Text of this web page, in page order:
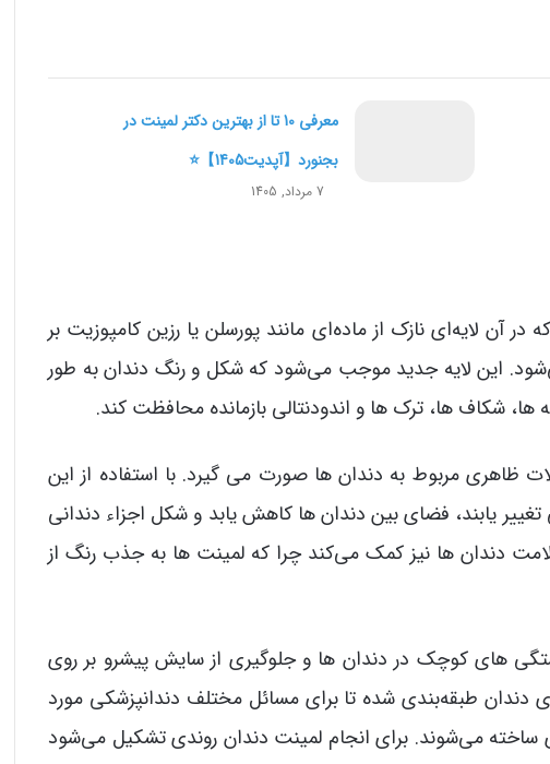
معرفی 10 تا از بهترین دکتر لمینت در
بجنورد【آپدیت1405】⭐️
7 مرداد, 1405
آن لایه‌ای نازک از ماده‌ای مانند پورسلن یا رزین کامپوزیت بر
این لایه جدید موجب می‌شود که شکل و رنگ دندان به طور
شکاف ها، ترک ها و اندودنتالی بازمانده محافظت کند.
ظاهری مربوط به دندان ها صورت می گیرد. با استفاده از این
یابند، فضای بین دندان ها کاهش یابد و شکل اجزاء دندانی
دندان ها نیز کمک می‌کند چرا که لمینت ها به جذب رنگ از
های کوچک در دندان ها و جلوگیری از سایش پیشرو بر روی
دندان طبقه‌بندی شده تا برای مسائل مختلف دندانپزشکی مورد
ساخته می‌شوند. برای انجام لمینت دندان روندی تشکیل می‌شود